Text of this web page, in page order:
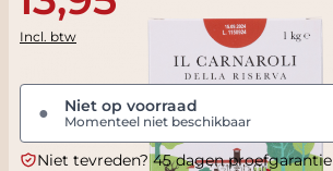
Incl. btw
● Niet op voorraad
Momenteel niet beschikbaar
Niet tevreden? 45 dagen proefgarantie